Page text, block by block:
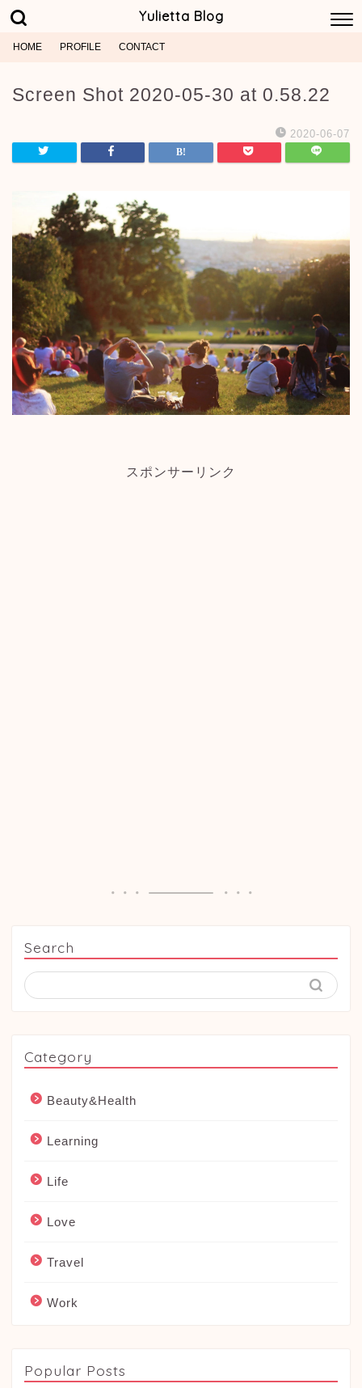
Yulietta Blog
HOME PROFILE CONTACT
Screen Shot 2020-05-30 at 0.58.22
2020-06-07
スポンサーリンク
Search
Category
Beauty&Health
Learning
Life
Love
Travel
Work
Popular Posts